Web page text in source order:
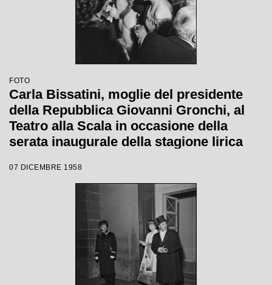
FOTO
Carla Bissatini, moglie del presidente
della Repubblica Giovanni Gronchi, al
Teatro alla Scala in occasione della
serata inaugurale della stagione lirica
Giacomo Puccini, diretta da Antonino
Votto con la regia di Margherita
07 DICEMBRE 1958